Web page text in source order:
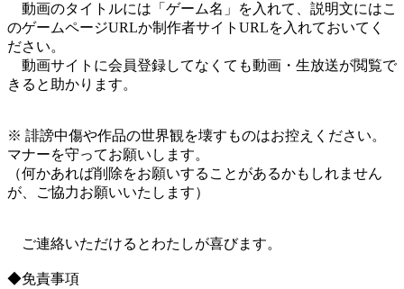
動画のタイトルには「ゲーム名」を入れて、説明文にはこ
のゲームページURLか制作者サイトURLを入れておいてく
ださい。
動画サイトに会員登録してなくても動画・生放送が閲覧で
きると助かります。
※ 誹謗中傷や作品の世界観を壊すものはお控えください。
マナーを守ってお願いします。
（何かあれば削除をお願いすることがあるかもしれません
が、ご協力お願いいたします）
ご連絡いただけるとわたしが喜びます。
◆免責事項